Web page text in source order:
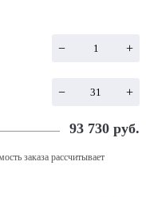
− +
− +
93 730 руб.
заказа рассчитывает